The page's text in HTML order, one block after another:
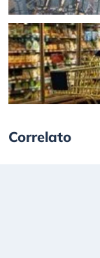
Correlato